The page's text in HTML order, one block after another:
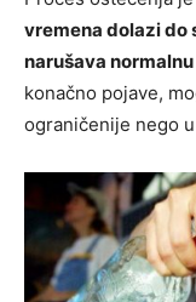
vremena dolazi do
narušava
konačno pojave,
ograničenije nego